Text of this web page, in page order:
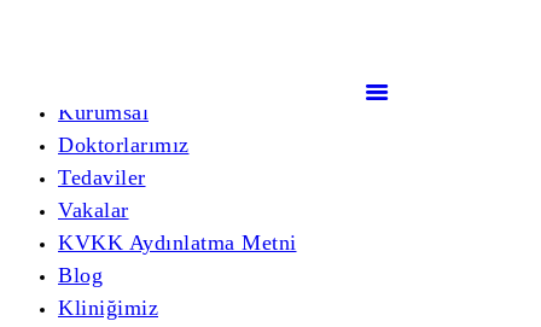
Kurumsal
Doktorlarımız
Tedaviler
Vakalar
KVKK Aydınlatma Metni
Blog
Kliniğimiz